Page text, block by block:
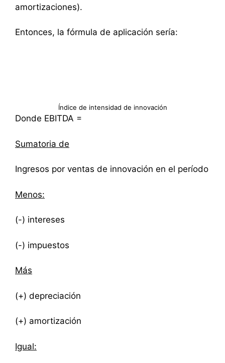
amortizaciones).
Entonces, la fórmula de aplicación sería:
Índice de intensidad de innovación
Donde EBITDA =
Sumatoria de
Ingresos por ventas de innovación en el período
Menos:
(-) intereses
(-) impuestos
Más
(+) depreciación
(+) amortización
Igual: